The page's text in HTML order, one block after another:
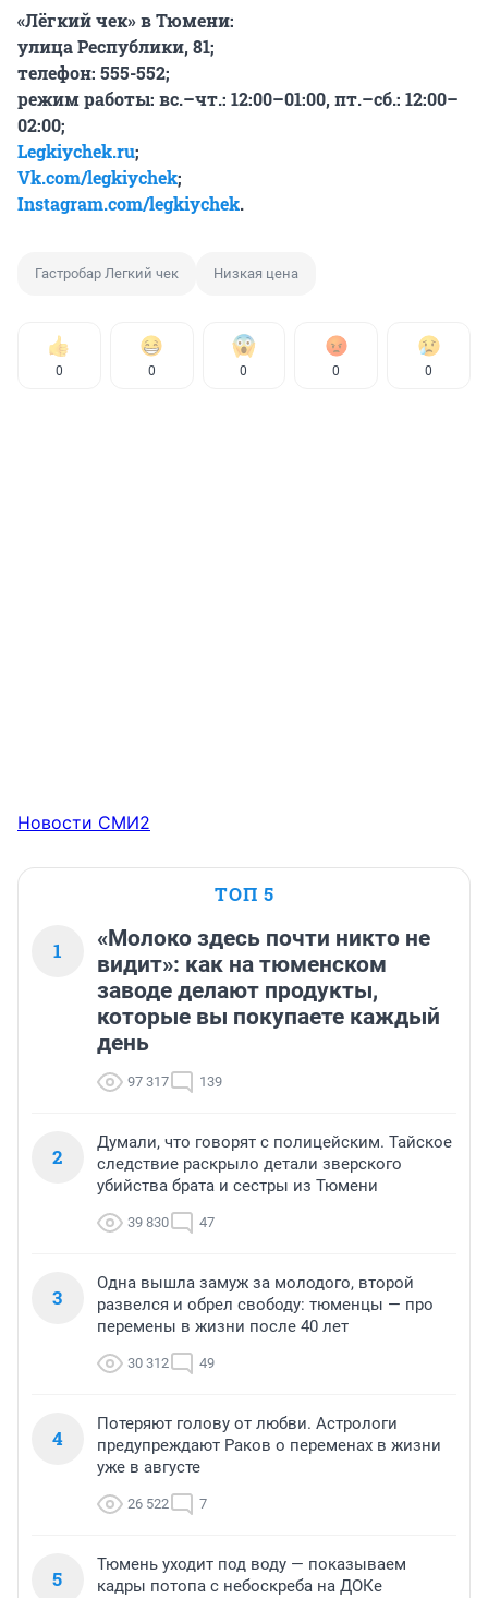
«Лёгкий чек» в Тюмени:
улица Республики, 81;
телефон: 555-552;
режим работы: вс.–чт.: 12:00–01:00, пт.–сб.: 12:00–
02:00;
Legkiychek.ru;
Vk.com/legkiychek;
Instagram.com/legkiychek.
Гастробар Легкий чек Низкая цена
0 0 0 0 0
Новости СМИ2
ТОП 5
1
«Молоко здесь почти никто не
видит»: как на тюменском
заводе делают продукты,
которые вы покупаете каждый
день
97 317 139
2
Думали, что говорят с полицейским. Тайское
следствие раскрыло детали зверского
убийства брата и сестры из Тюмени
39 830 47
3
Одна вышла замуж за молодого, второй
развелся и обрел свободу: тюменцы — про
перемены в жизни после 40 лет
30 312 49
4
Потеряют голову от любви. Астрологи
предупреждают Раков о переменах в жизни
уже в августе
26 522 7
5
Тюмень уходит под воду — показываем
кадры потопа с небоскреба на ДОКе